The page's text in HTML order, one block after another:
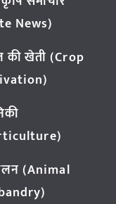
News)
खेती (Crop
(Animal